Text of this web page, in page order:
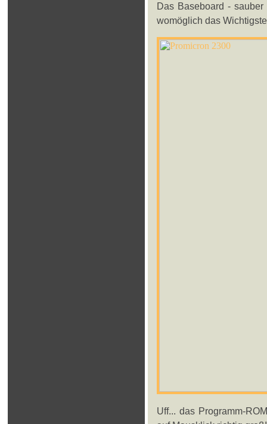
Das Baseboard -
womöglich das
Uff... das Programm-